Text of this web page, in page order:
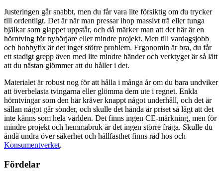
Justeringen går snabbt, men du får vara lite försiktig om du trycker
till ordentligt. Det är när man pressar ihop massivt trä eller tunga
bjälkar som glappet uppstår, och då märker man att det här är en
hörntving för nybörjare eller mindre projekt. Men till vardagsjobb
och hobbyfix är det inget större problem. Ergonomin är bra, du får
ett stadigt grepp även med lite mindre händer och verktyget är så lätt
att du nästan glömmer att du håller i det.
Materialet är robust nog för att hålla i många år om du bara undviker
att överbelasta tvingarna eller glömma dem ute i regnet. Enkla
hörntvingar som den här kräver knappt något underhåll, och det är
sällan något går sönder, och skulle det hända är priset så lågt att det
inte känns som hela världen. Det finns ingen CE-märkning, men för
mindre projekt och hemmabruk är det ingen större fråga. Skulle du
ändå undra över säkerhet och hållfasthet finns råd hos och
Konsumentverket.
Fördelar